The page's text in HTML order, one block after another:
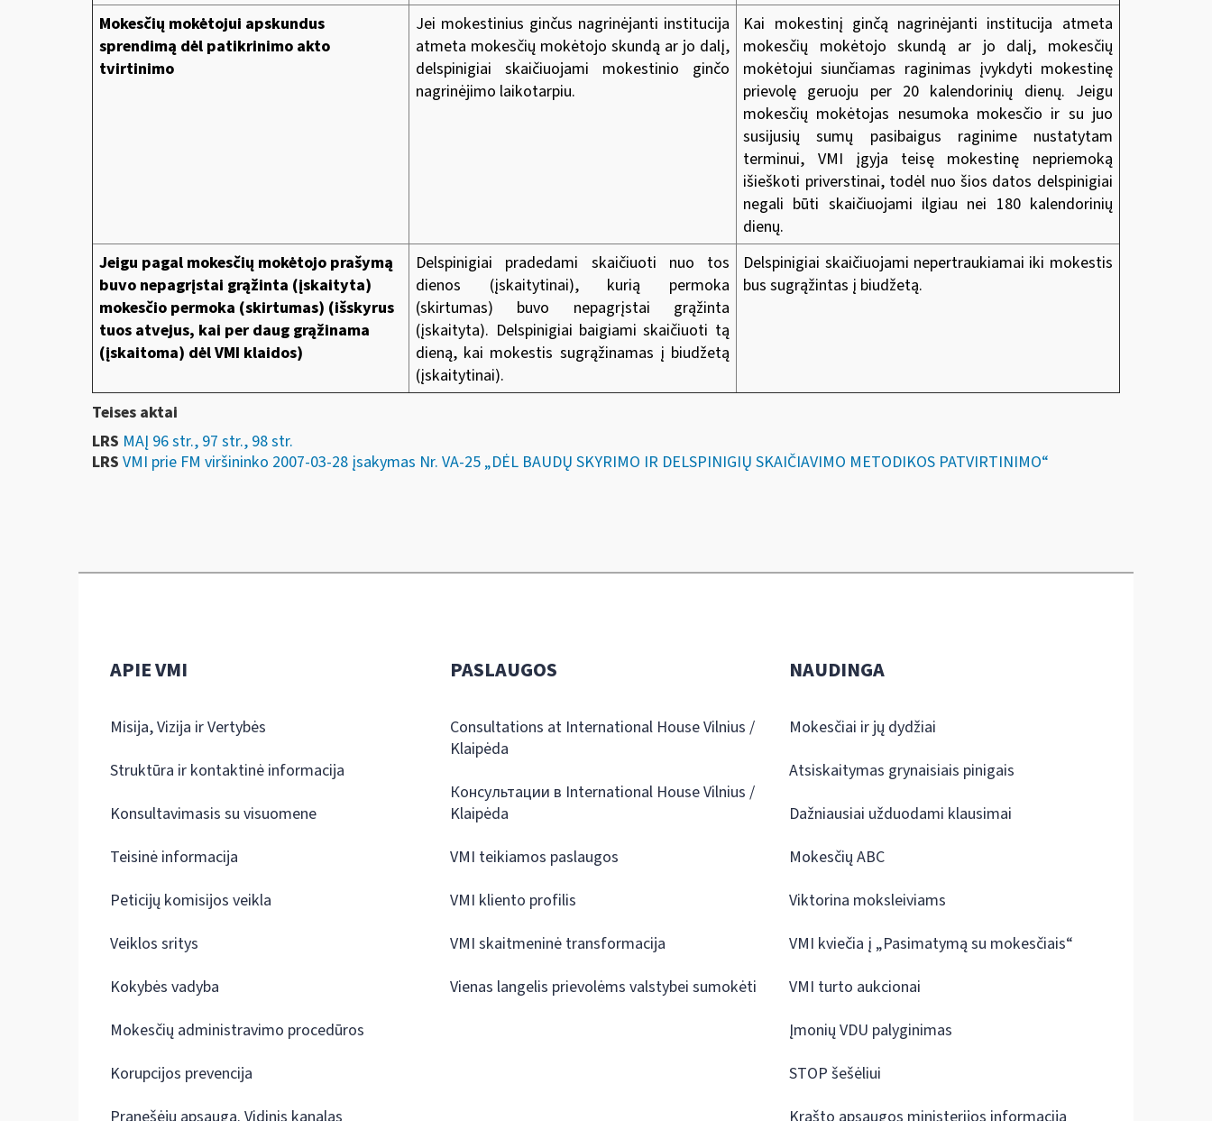
Mokesčių mokėtojui apskundus
sprendimą dėl patikrinimo akto
tvirtinimo
Jei mokestinius ginčus nagrinėjanti institucija
atmeta mokesčių mokėtojo skundą ar jo dalį,
delspinigiai skaičiuojami mokestinio ginčo
nagrinėjimo laikotarpiu.
Kai mokestinį ginčą nagrinėjanti institucija atmeta
mokesčių mokėtojo skundą ar jo dalį, mokesčių
mokėtojui siunčiamas raginimas įvykdyti mokestinę
prievolę geruoju per 20 kalendorinių dienų. Jeigu
mokesčių mokėtojas nesumoka mokesčio ir su juo
susijusių sumų pasibaigus raginime nustatytam
terminui, VMI įgyja teisę mokestinę nepriemoką
išieškoti priverstinai, todėl nuo šios datos delspinigiai
negali būti skaičiuojami ilgiau nei 180 kalendorinių
dienų.
Jeigu pagal mokesčių mokėtojo prašymą
buvo nepagrįstai grąžinta (įskaityta)
mokesčio permoka (skirtumas) (išskyrus
tuos atvejus, kai per daug grąžinama
(įskaitoma) dėl VMI klaidos)
Delspinigiai pradedami skaičiuoti nuo tos
dienos (įskaitytinai), kurią permoka
(skirtumas) buvo nepagrįstai grąžinta
(įskaityta). Delspinigiai baigiami skaičiuoti tą
dieną, kai mokestis sugrąžinamas į biudžetą
(įskaitytinai).
Delspinigiai skaičiuojami nepertraukiamai iki mokestis
bus sugrąžintas į biudžetą.
Teises aktai
LRS MAĮ 96 str., 97 str., 98 str.
LRS VMI prie FM viršininko 2007-03-28 įsakymas Nr. VA-25 „DĖL BAUDŲ SKYRIMO IR DELSPINIGIŲ SKAIČIAVIMO METODIKOS PATVIRTINIMO“
APIE VMI
Misija, Vizija ir Vertybės
Struktūra ir kontaktinė informacija
Konsultavimasis su visuomene
Teisinė informacija
Peticijų komisijos veikla
Veiklos sritys
Kokybės vadyba
Mokesčių administravimo procedūros
Korupcijos prevencija
PASLAUGOS
Consultations at International House Vilnius /
Klaipėda
Консультации в International House Vilnius /
Klaipėda
VMI teikiamos paslaugos
VMI kliento profilis
VMI skaitmeninė transformacija
Vienas langelis prievolėms valstybei sumokėti
NAUDINGA
Mokesčiai ir jų dydžiai
Atsiskaitymas grynaisiais pinigais
Dažniausiai užduodami klausimai
Mokesčių ABC
Viktorina moksleiviams
VMI kviečia į „Pasimatymą su mokesčiais“
VMI turto aukcionai
Įmonių VDU palyginimas
STOP šešėliui